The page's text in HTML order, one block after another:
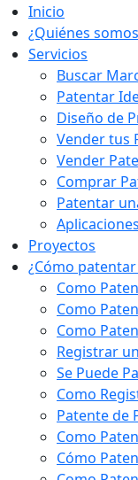
Inicio
¿Quiénes
Servicios
Buscar
Patentar
Diseño de
Vender tus
Vender
Comprar
Patentar
Proyectos
¿Cómo
Como
Como
Como
Registrar
Se Puede
Como
Patente de
Como
Cómo